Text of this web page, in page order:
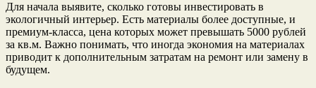
Для начала выявите, сколько готовы инвестировать в
экологичный интерьер. Есть материалы более доступные, и
премиум-класса, цена которых может превышать 5000 рублей
за кв.м. Важно понимать, что иногда экономия на материалах
приводит к дополнительным затратам на ремонт или замену в
будущем.